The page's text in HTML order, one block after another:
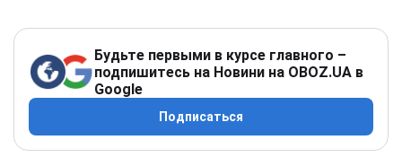
Будьте первыми в курсе главного –
подпишитесь на Новини на OBOZ.UA в
Google
Подписаться